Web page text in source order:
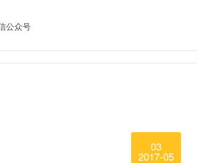
03
2017-05